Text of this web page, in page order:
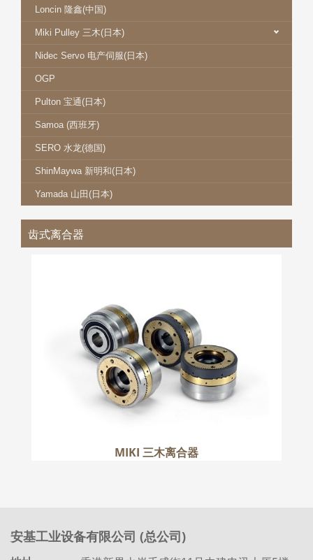
Loncin 隆鑫(中国)
Miki Pulley 三木(日本)
Nidec Servo 电产伺服(日本)
OGP
Pulton 宝通(日本)
Samoa (西班牙)
SERO 水龙(德国)
ShinMaywa 新明和(日本)
Yamada 山田(日本)
齿式离合器
MIKI 三木离合器
更多
安基工业设备有限公司 (总公司)